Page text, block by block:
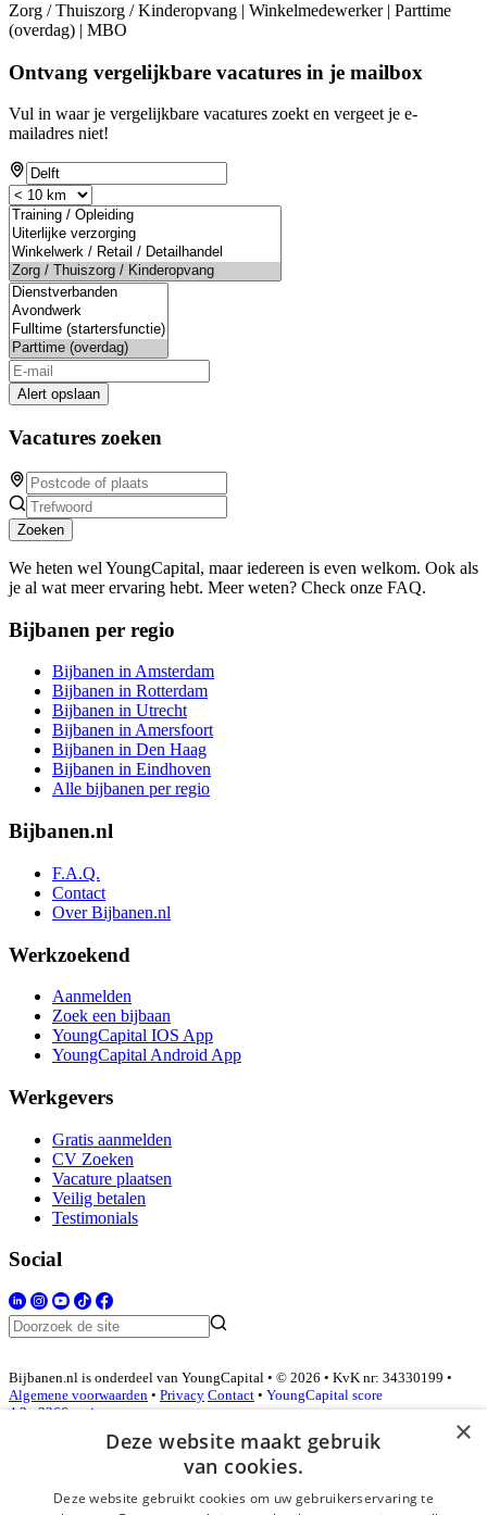
Zorg / Thuiszorg / Kinderopvang | Winkelmedewerker | Parttime
(overdag) | MBO
Ontvang vergelijkbare vacatures in je mailbox
Vul in waar je vergelijkbare vacatures zoekt en vergeet je e-
mailadres niet!
Alert opslaan
Vacatures zoeken
Zoeken
We heten wel YoungCapital, maar iedereen is even welkom. Ook als
je al wat meer ervaring hebt. Meer weten? Check onze FAQ.
Bijbanen per regio
Bijbanen in Amsterdam
Bijbanen in Rotterdam
Bijbanen in Utrecht
Bijbanen in Amersfoort
Bijbanen in Den Haag
Bijbanen in Eindhoven
Alle bijbanen per regio
Bijbanen.nl
F.A.Q.
Contact
Over Bijbanen.nl
Werkzoekend
Aanmelden
Zoek een bijbaan
YoungCapital IOS App
YoungCapital Android App
Werkgevers
Gratis aanmelden
CV Zoeken
Vacature plaatsen
Veilig betalen
Testimonials
Social
Bijbanen.nl is onderdeel van YoungCapital • © 2026 • KvK nr: 34330199 •
Algemene voorwaarden • Privacy Contact • YoungCapital score
4.3 - 3366 reviews
Inloggen als bedrijf
×
Deze website maakt gebruik
van cookies.
Deze website gebruikt cookies om uw gebruikerservaring te